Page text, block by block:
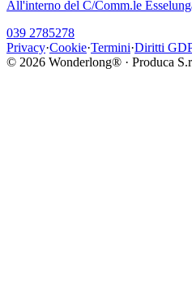
All'interno del C/Comm.le
039 2785278
Privacy·Cookie·Termini·Diritti
© 2026 Wonderlong® · Produca